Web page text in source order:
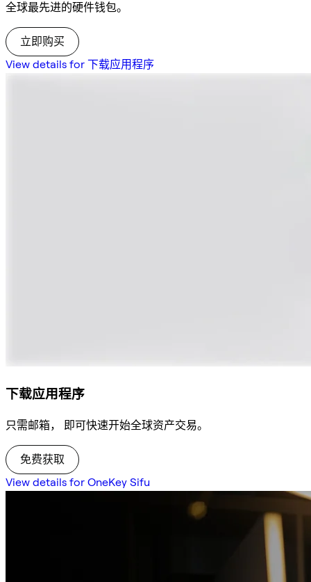
全球最先进的硬件钱包。
立即购买
View details for 下载应用程序
下载应用程序
只需邮箱， 即可快速开始全球资产交易。
免费获取
View details for OneKey Sifu